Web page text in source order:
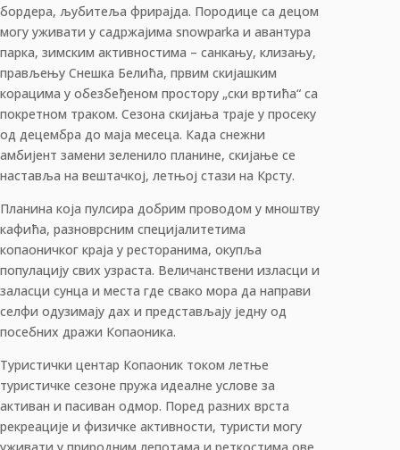
бордера, љубитеља фрирајда. Породице са децом
могу уживати у садржајима snowparka и авантура
парка, зимским активностима – санкању, клизању,
прављењу Снешка Белића, првим скијашким
корацима у обезбеђеном простору „ски вртића“ са
покретном траком. Сезона скијања траје у просеку
од децембра до маја месеца. Када снежни
амбијент замени зеленило планине, скијање се
наставља на вештачкој, летњој стази на Крсту.
Планина која пулсира добрим проводом у мноштву
кафића, разноврсним специјалитетима
копаоничког краја у ресторанима, окупља
популацију свих узраста. Величанствени изласци и
заласци сунца и места где свако мора да направи
селфи одузимају дах и представљају једну од
посебних дражи Копаоника.
Туристички центар Копаоник током летње
туристичке сезоне пружа идеалне услове за
активан и пасиван одмор. Поред разних врста
рекреације и физичке активности, туристи могу